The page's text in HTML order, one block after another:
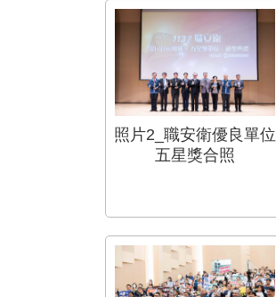
照片2_職安衛優良單位
五星獎合照